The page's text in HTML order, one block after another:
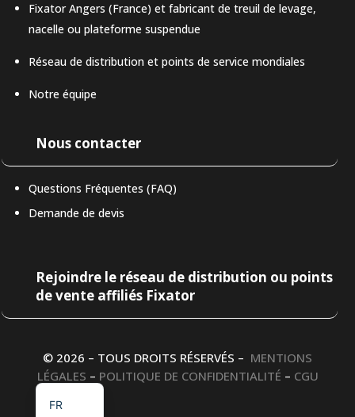
Fixator Angers (France) et fabricant de treuil de levage,
nacelle ou plateforme suspendue
Réseau de distribution et points de service mondiales
Notre équipe
Nous contacter
Questions Fréquentes (FAQ)
Demande de devis
Rejoindre le réseau de distribution ou points
de vente affiliés Fixator
© 2026 – TOUS DROITS RÉSERVÉS – MENTIONS
LÉGALES – POLITIQUE DE CONFIDENTIALITÉ – CGU
FR
EN
ES
DE
LAT-AM